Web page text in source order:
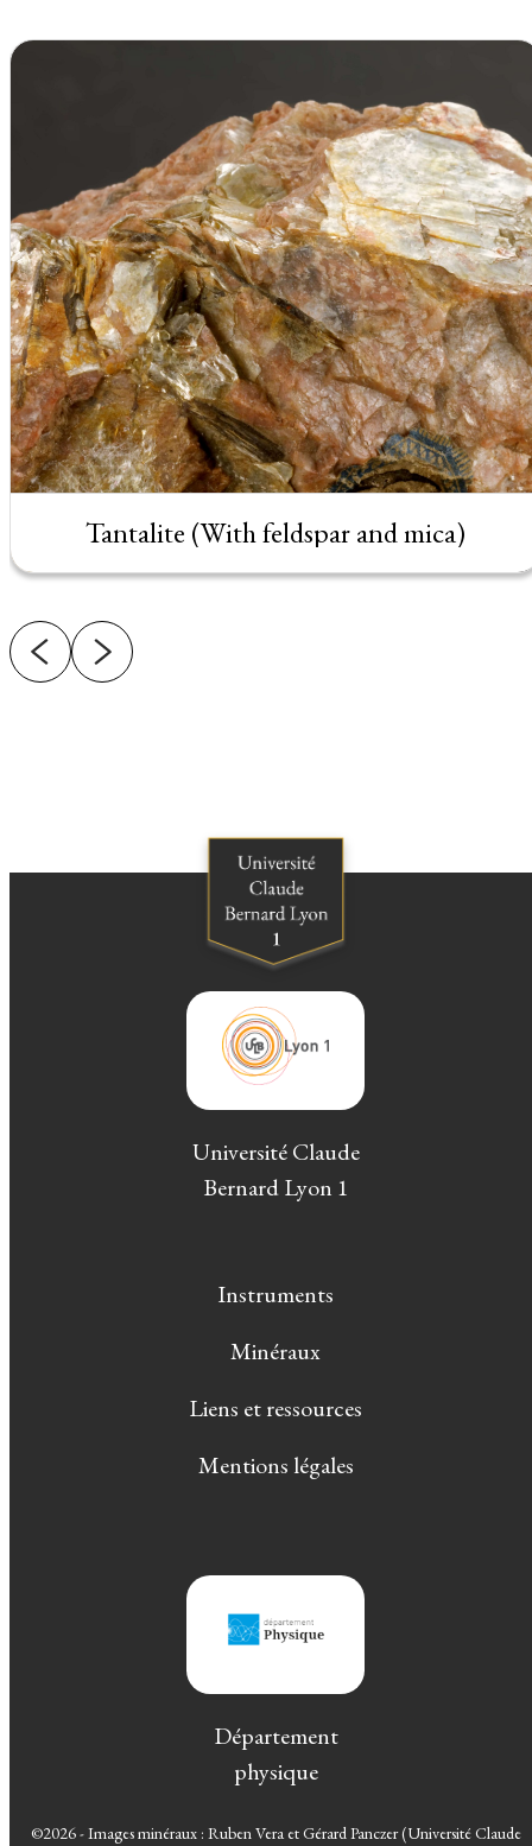
Tantalite (With feldspar and mica)
Université Claude
Bernard Lyon 1
Instruments
Minéraux
Liens et ressources
Mentions légales
Département
physique
©2026 - Images minéraux : Ruben Vera et Gérard Panczer (Université Claude